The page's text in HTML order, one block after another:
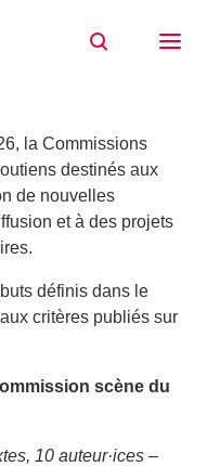
2026
la Commissions
destinés aux
de nouvelles
et à des projets
définis dans le
critères publiés sur
scène du
10 auteur·ices –